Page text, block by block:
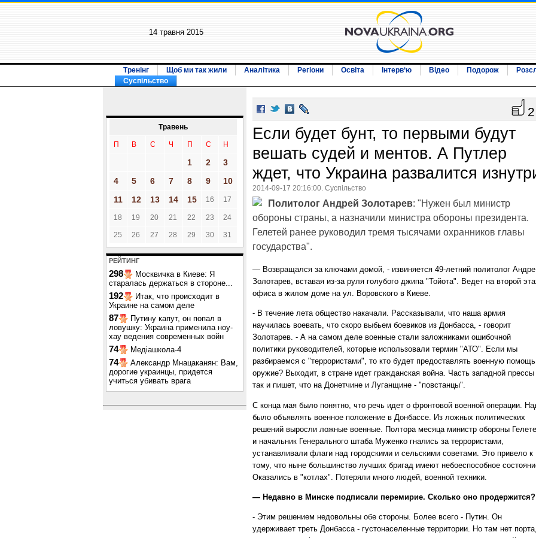
14 травня 2015
Тренінг Щоб ми так жили Аналітика Регіони Освіта Інтерв‘ю Відео Подорож
Суспільство
Травень
П В С Ч П С Н
1 2
3
4
5 6 7 8 9
10
11
12 13 14 15 16 17
18 19 20 21 22 23 24
25 26 27 28 29 30 31
РЕЙТИНГ
298
Москвичка в Киеве: Я
старалась держаться в стороне...
192
Итак, что происходит в
Украине на самом деле
87
Путину капут, он попал в
ловушку: Украина применила ноу-
хау ведения современных войн
74 Медіашкола-4
74
Александр Мнацаканян: Вам,
дорогие украинцы, придется
учиться убивать врага
2
Если будет бунт, то первыми будут
вешать судей и ментов. А Путлер
ждет, что Украина развалится
2014-09-17 20:16:00. Суспільство
Политолог Андрей Золотарев: "Нужен был министр
обороны страны, а назначили министра обороны президента.
Гелетей ранее руководил тремя тысячами охранников главы
государства".
— Возвращался за ключами домой, - извиняется 49-летний политолог
Золотарев, вставая из-за руля голубого джипа "Тойота". Ведет на второй
офиса в жилом доме на ул. Воровского в Киеве.
- В течение лета общество накачали. Рассказывали, что наша армия
научилась воевать, что скоро выбьем боевиков из Донбасса, - говорит
Золотарев. - А на самом деле военные стали заложниками ошибочной
политики руководителей, которые использовали термин "АТО". Если мы
разбираемся с "террористами", то кто будет предоставлять военную
оружие? Выходит, в стране идет гражданская война. Часть западной прессы
так и пишет, что на Донетчине и Луганщине - "повстанцы".
С конца мая было понятно, что речь идет о фронтовой военной операции.
было объявлять военное положение в Донбассе. Из ложных политических
решений выросли ложные военные. Полтора месяца министр обороны
и начальник Генерального штаба Муженко гнались за террористами,
устанавливали флаги над городскими и сельскими советами. Это привело к
тому, что ныне большинство лучших бригад имеют небоеспособное
Оказались в "котлах". Потеряли много людей, военной техники.
— Недавно в Минске подписали перемирие. Сколько оно продержится?
- Этим решением недовольны обе стороны. Более всего - Путин. Он
удерживает треть Донбасса - густонаселенные территории. Но там нет порта,